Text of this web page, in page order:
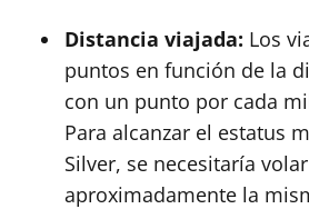
Distancia viajada: Los
puntos en función de la
con un punto por cada
Para alcanzar el estatus
Silver, se necesitaría volar
aproximadamente la